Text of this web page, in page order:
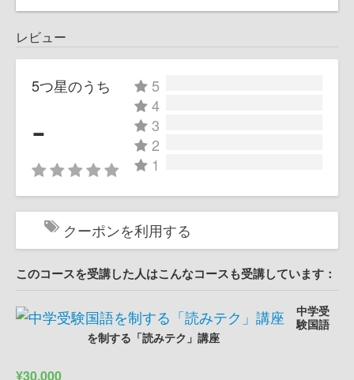
レビュー
5つ星のうち
-
5
4
3
2
1
クーポンを利用する
このコースを受講した人はこんなコースも受講しています：
中学受
験国語
を制する「読みテク」講座
¥30,000